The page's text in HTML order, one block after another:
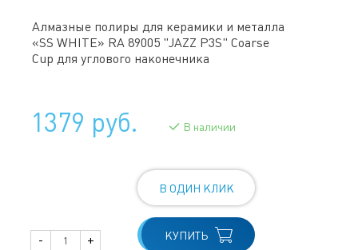
Алмазные полиры для керамики и металла
«SS WHITE» RA 89005 "JAZZ P3S" Coarse
Cup для углового наконечника
1379 руб. В наличии
- +
В ОДИН КЛИК
КУПИТЬ